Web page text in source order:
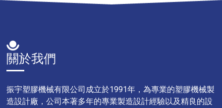
關於我們
振宇塑膠機械有限公司成立於1991年，為專業的塑膠機械製
造設計廠，公司本著多年的專業製造設計經驗以及精良的設